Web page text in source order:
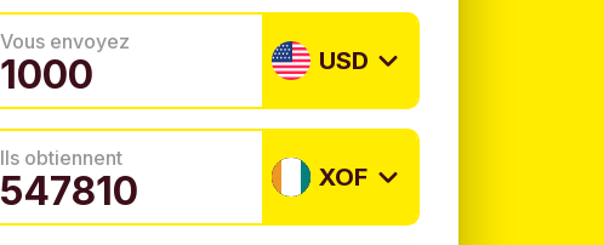
Vous envoyez
USD
Ils obtiennent
XOF